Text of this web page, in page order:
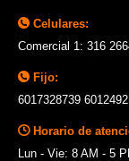
Celulares:
Comercial 1: 316
Fijo:
6017328739
Horario de
Lun - Vie: 8 AM - 5